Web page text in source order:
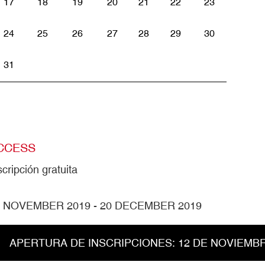
24 25 26 27 28 29 30
31
gratuita
NOVEMBER 2019 - 20 DECEMBER 2019
APERTURA DE INSCRIPCIONES: 12 DE